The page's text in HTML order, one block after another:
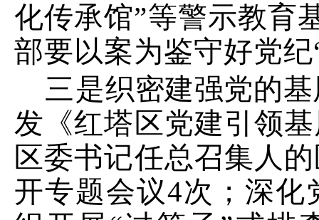
化传承馆”等警示教育
部要以案为鉴守好党纪
三是织密建强党的
发《红塔区党建引领
区委书记任总召集人
开专题会议4次；深化